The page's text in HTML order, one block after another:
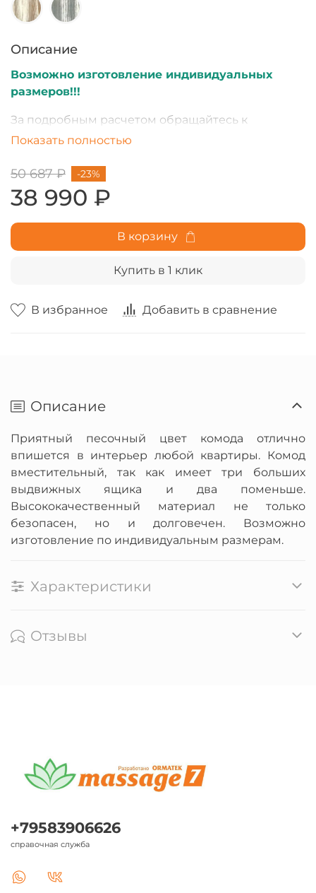
В избранное Добавить в сравнение
Описание
Возможно изготовление индивидуальных
размеров!!!
За подробным расчетом обращайтесь к
менеджеру.
Показать полностью
50 687 ₽
38 990 ₽
-23%
В корзину
Купить в 1 клик
Описание
Приятный песочный цвет комода отлично
впишется в интерьер любой квартиры. Комод
вместительный, так как имеет три больших
выдвижных ящика и два поменьше.
Высококачественный материал не только
безопасен, но и долговечен. Возможно
изготовление по индивидуальным размерам.
Характеристики
Отзывы
+79583906626
справочная служба